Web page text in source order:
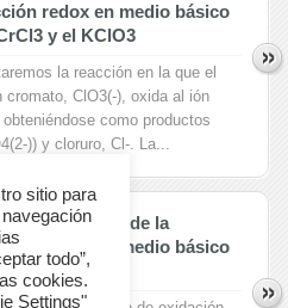
redox en medio básico
y el KClO3
la reacción en la que el
cromato, ClO3(-), oxida al ión
como productos
)) y cloruro, Cl-. La...
16: Ajuste de la
redox en medio básico
con Al
sitio para
todo”,
cookies.
Settings"